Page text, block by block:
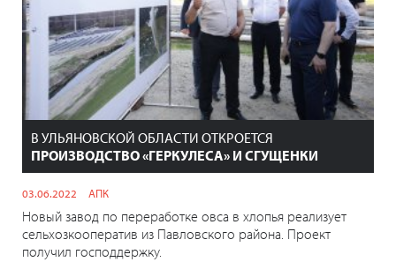
В УЛЬЯНОВСКОЙ ОБЛАСТИ ОТКРОЕТСЯ
ПРОИЗВОДСТВО «ГЕРКУЛЕСА» И СГУЩЕНКИ
03.06.2022 АПК
Новый завод по переработке овса в хлопья реализует
сельхозкооператив из Павловского района. Проект
получил господдержку.